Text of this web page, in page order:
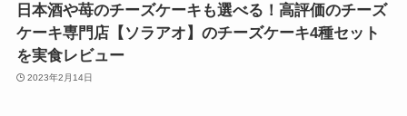
日本酒や苺のチーズケーキも選べる！高評価のチーズ
ケーキ専門店【ソラアオ】のチーズケーキ4種セット
を実食レビュー
2023年2月14日